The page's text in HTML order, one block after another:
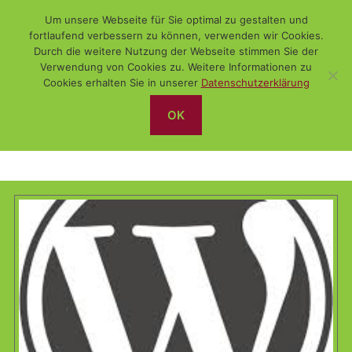
WiSch
Sicherheit
Um unsere Webseite für Sie optimal zu gestalten und
fortlaufend verbessern zu können, verwenden wir Cookies.
Durch die weitere Nutzung der Webseite stimmen Sie der
Verwendung von Cookies zu. Weitere Informationen zu
Cookies erhalten Sie in unserer Datenschutzerklärung
OK